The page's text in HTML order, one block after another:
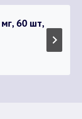
60 шт,